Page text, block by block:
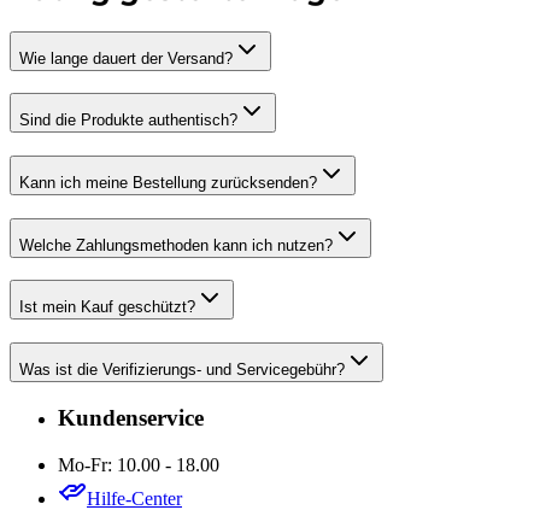
Wie lange dauert der Versand?
Sind die Produkte authentisch?
Kann ich meine Bestellung zurücksenden?
Welche Zahlungsmethoden kann ich nutzen?
Ist mein Kauf geschützt?
Was ist die Verifizierungs- und Servicegebühr?
Kundenservice
Mo-Fr: 10.00 - 18.00
Hilfe-Center